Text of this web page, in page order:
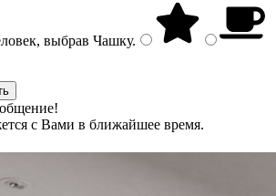
выбрав Чашку.
с Вами в ближайшее время.